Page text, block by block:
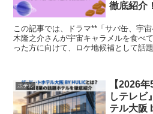
徹底紹介！
この記事では、ドラマ**「サバ缶、宇
木隆之介さんが宇宙キャラメルを食べ
った方に向けて、ロケ地候補として話
ホテル
【2026
しテレビ
テル大阪